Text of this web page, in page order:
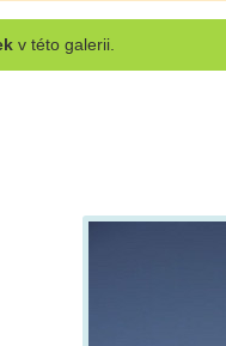
v této galerii.